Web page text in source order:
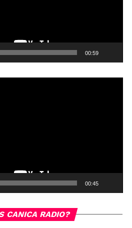
00:59
00:45
CANICA RADIO?